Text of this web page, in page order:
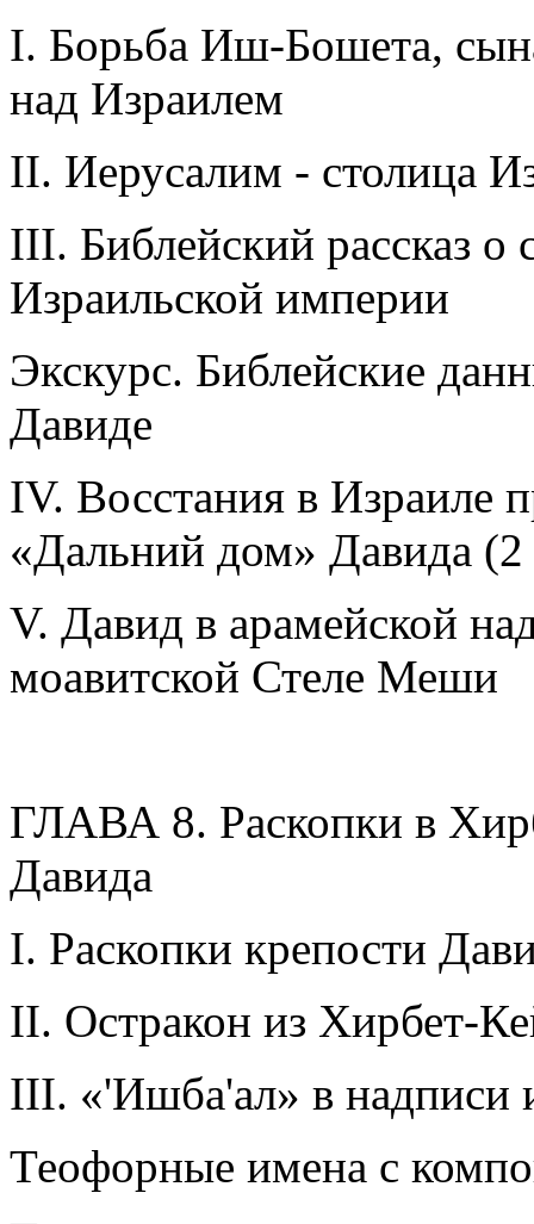
I. Борьба Иш-Бошета,
над Израилем
II. Иерусалим - столица
III. Библейский рассказ о
Израильской империи
Экскурс. Библейские
Давиде
IV. Восстания в Израиле
«Дальний дом» Давида
V. Давид в арамейской
моавитской Стеле Меши
ГЛАВА 8. Раскопки в
Давида
I. Раскопки крепости
II. Остракон из Хирбет-
III. «'Ишба'ал» в надписи
Теофорные имена с